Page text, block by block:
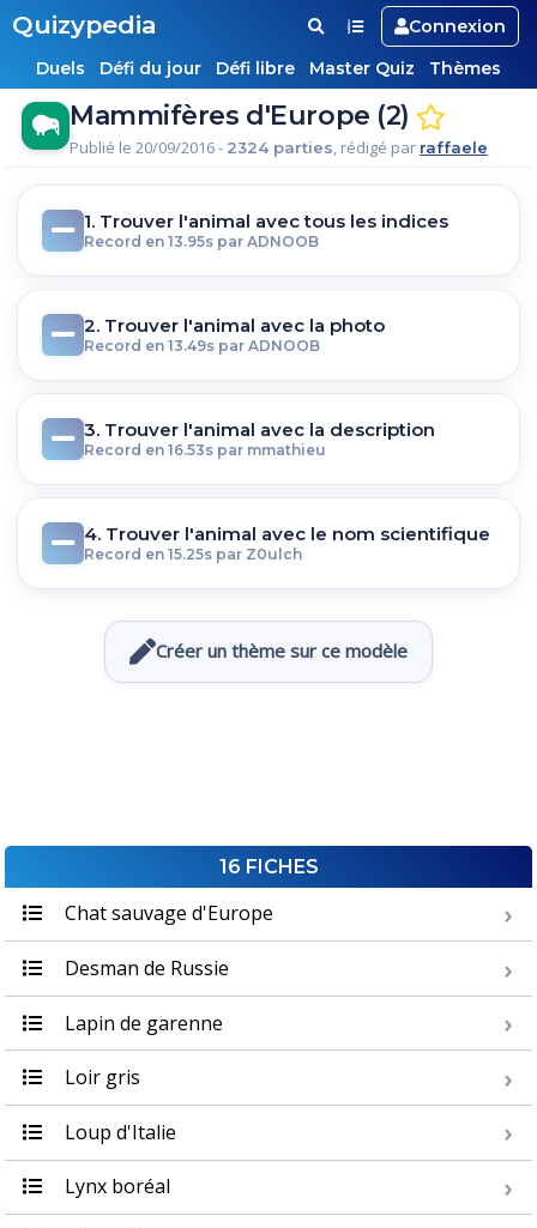
Quizypedia
Connexion
Duels
Défi du jour Défi libre Master Quiz Thèmes
Mammifères d'Europe (2)
Publié le 20/09/2016 - 2324 parties, rédigé par raffaele
1. Trouver l'animal avec tous les indices
Record en 13.95s par ADNOOB
2. Trouver l'animal avec la photo
Record en 13.49s par ADNOOB
3. Trouver l'animal avec la description
Record en 16.53s par mmathieu
4. Trouver l'animal avec le nom scientifique
Record en 15.25s par Z0ulch
Créer un thème sur ce modèle
16 FICHES
Chat sauvage d'Europe
Desman de Russie
Lapin de garenne
Loir gris
Loup d'Italie
Lynx boréal